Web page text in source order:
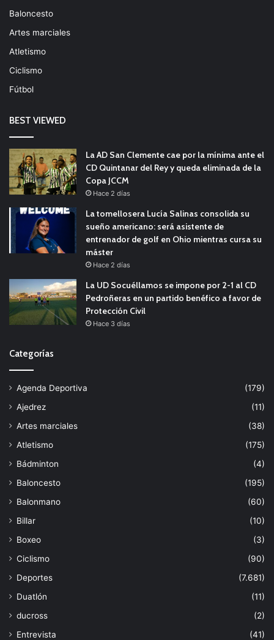
Baloncesto
Artes marciales
Atletismo
Ciclismo
Fútbol
BEST VIEWED
La AD San Clemente cae por la mínima ante el
CD Quintanar del Rey y queda eliminada de la
Copa JCCM
Hace 2 días
La tomellosera Lucía Salinas consolida su
sueño americano: será asistente de
entrenador de golf en Ohio mientras cursa su
máster
Hace 2 días
La UD Socuéllamos se impone por 2-1 al CD
Pedroñeras en un partido benéfico a favor de
Protección Civil
Hace 3 días
Categorías
Agenda Deportiva
(179)
Ajedrez
(11)
Artes marciales
(38)
Atletismo
(175)
Bádminton
(4)
Baloncesto
(195)
Balonmano
(60)
Billar
(10)
Boxeo
(3)
Ciclismo
(90)
Deportes
(7.681)
Duatlón
(11)
ducross
(2)
Entrevista
(41)